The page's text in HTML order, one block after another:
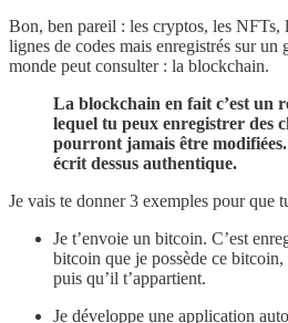
Bon, ben pareil : les cryptos, les NFTs,
lignes de codes mais enregistrés sur un
monde peut consulter : la blockchain.
La blockchain en fait c’est un
lequel tu peux enregistrer des
pourront jamais être
écrit dessus authentique.
Je vais te donner 3 exemples pour que
Je t’envoie un bitcoin. C’est
bitcoin que je possède ce
puis qu’il t’appartient.
Je développe une application